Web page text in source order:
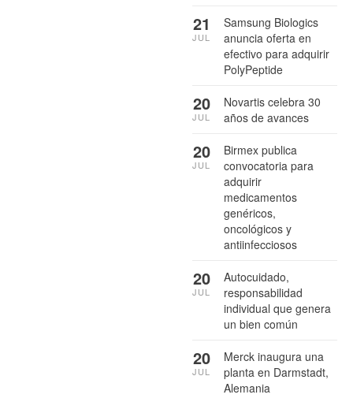
Samsung Biologics
anuncia oferta en
efectivo para adquirir
PolyPeptide
21
JUL
Novartis celebra 30
años de avances
20
JUL
Birmex publica
convocatoria para
adquirir
medicamentos
genéricos,
oncológicos y
antiinfecciosos
20
JUL
Autocuidado,
responsabilidad
individual que genera
un bien común
20
JUL
Merck inaugura una
planta en Darmstadt,
Alemania
20
JUL